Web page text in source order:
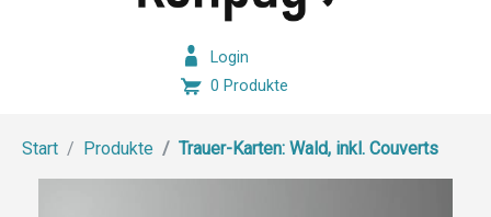
Login
0 Produkte
Start Produkte Trauer-Karten: Wald, inkl. Couverts